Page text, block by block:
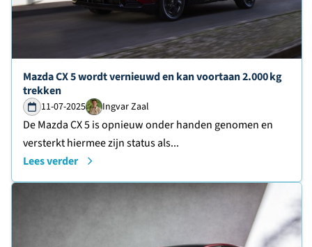
Lees verder over
Mazda CX 5 wordt vernieuwd en kan voortaan 2.000 kg
trekken
11-07-2025 Ingvar Zaal
De Mazda CX 5 is opnieuw onder handen genomen en
versterkt hiermee zijn status als...
Lees verder